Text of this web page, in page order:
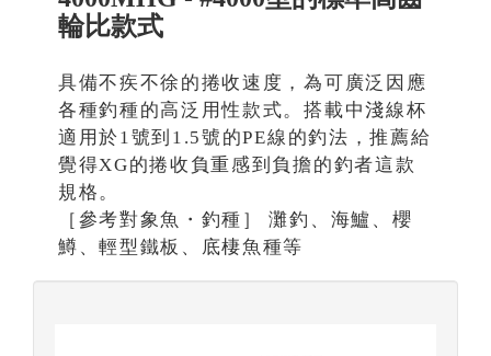
輪比款式
具備不疾不徐的捲收速度，為可廣泛因應
各種釣種的高泛用性款式。搭載中淺線杯
適用於1號到1.5號的PE線的釣法，推薦給
覺得XG的捲收負重感到負擔的釣者這款
規格。
［參考對象魚・釣種］ 灘釣、海鱸、櫻
鱒、輕型鐵板、底棲魚種等